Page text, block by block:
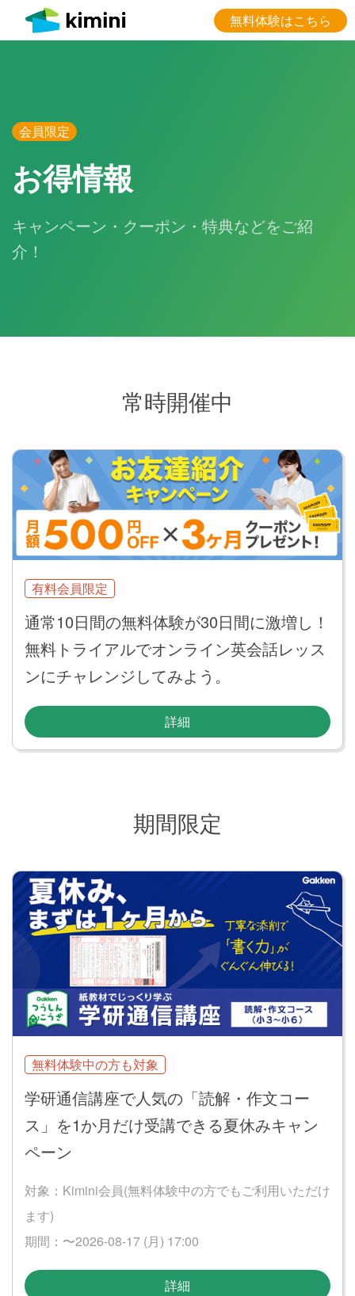
無料体験はこちら
会員限定
お得情報
キャンペーン・クーポン・特典などをご紹
介！
常時開催中
有料会員限定
通常10日間の無料体験が30日間に激増し！
無料トライアルでオンライン英会話レッス
ンにチャレンジしてみよう。
詳細
期間限定
無料体験中の方も対象
学研通信講座で人気の「読解・作文コー
ス」を1か月だけ受講できる夏休みキャン
ペーン
対象：Kimini会員(無料体験中の方でもご利用いただけ
ます)
期間：〜2026-08-17 (月) 17:00
詳細